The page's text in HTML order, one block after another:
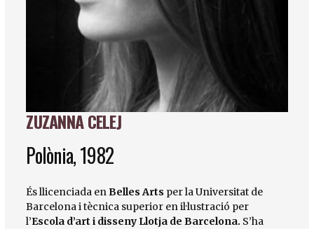
Diapositiva 1 de 1
ZUZANNA CELEJ
Polònia, 1982
És llicenciada enBelles Arts per la Universitat de
Barcelona i tècnica superior en il·lustració per
l’Escola d’art i disseny Llotja de Barcelona. S’ha